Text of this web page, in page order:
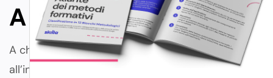
A chi è rivolto?
A chi si occupa diFormazione e Progettazione
all’interno della propria organizzazione.